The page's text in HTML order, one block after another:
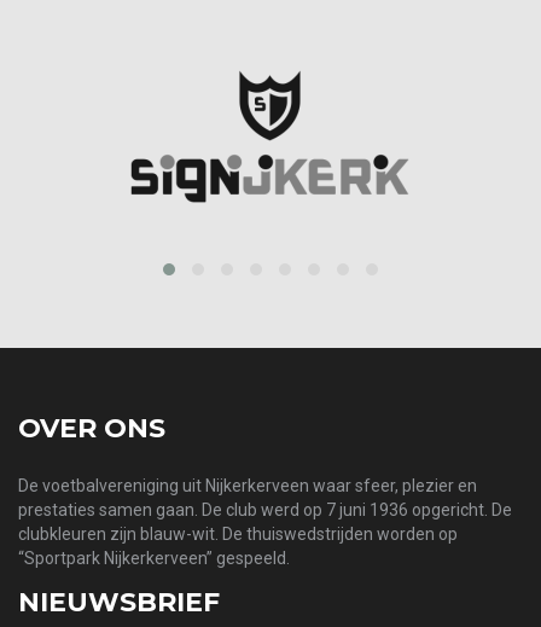
OVER ONS
De voetbalvereniging uit Nijkerkerveen waar sfeer, plezier en
prestaties samen gaan. De club werd op 7 juni 1936 opgericht. De
clubkleuren zijn blauw-wit. De thuiswedstrijden worden op
“Sportpark Nijkerkerveen” gespeeld.
NIEUWSBRIEF